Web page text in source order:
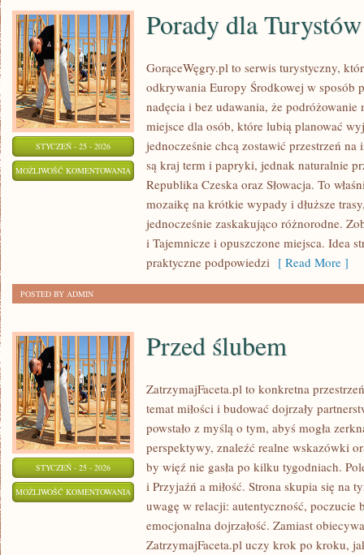
STYCZEŃ - 25 - 2026
MOŻLIWOŚĆ KOMENTOWANIA PORADY
TURYSTÓW
Porady dla Turystów
GorąceWęgry.pl to serwis turystyczny,
odkrywania Europy Środkowej w sposób
nadęcia i bez udawania, że
miejsce dla osób, które lubią planować
jednocześnie chcą zostawić przestrzeń
są kraj term i papryki, jednak naturalnie
Republika Czeska oraz Słowacja. To
mozaikę na krótkie wypady i dłuższe
jednocześnie zaskakująco różnorodne.
i Tajemnicze i opuszczone miejsca. Idea
praktyczne podpowiedzi [ Read More ]
POSTED BY ADMIN
STYCZEŃ - 25 - 2026
MOŻLIWOŚĆ KOMENTOWANIA PRZED
ŚLUBEM
Przed ślubem
ZatrzymajFaceta.pl to konkretna
temat miłości i budować dojrzały
powstało z myślą o tym, abyś mogła
perspektywy, znaleźć realne wskazówki
by więź nie gasła po kilku tygodniach.
i Przyjaźń a miłość. Strona skupia się na
uwagę w relacji: autentyczność, poczucie
emocjonalna dojrzałość. Zamiast
ZatrzymajFaceta.pl uczy krok po kroku,